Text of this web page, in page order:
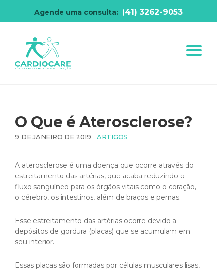
Agende uma consulta: (41) 3262-9053
O Que é Aterosclerose?
9 DE JANEIRO DE 2019 ARTIGOS
A aterosclerose é uma doença que ocorre através do
estreitamento das artérias, que acaba reduzindo o
fluxo sanguíneo para os órgãos vitais como o coração,
o cérebro, os intestinos, além de braços e pernas.
Esse estreitamento das artérias ocorre devido a
depósitos de gordura (placas) que se acumulam em
seu interior.
Essas placas são formadas por células musculares lisas,